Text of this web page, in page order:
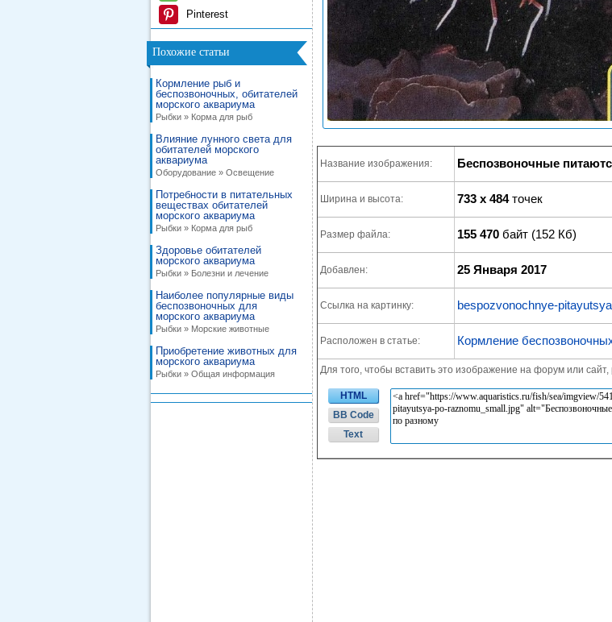
Pinterest
Похожие статьи
Кормление рыб и
беспозвоночных, обитателей
морского аквариума
Рыбки » Корма для рыб
Влияние лунного света для
обитателей морского
аквариума
Оборудование » Освещение
Потребности в питательных
веществах обитателей
морского аквариума
Рыбки » Корма для рыб
Здоровье обитателей
морского аквариума
Рыбки » Болезни и лечение
Наиболее популярные виды
беспозвоночных для
морского аквариума
Рыбки » Морские животные
Приобретение животных для
морского аквариума
Рыбки » Общая информация
Название изображения: Беспозвоночные
Ширина и высота: 733 x 484точек
Размер файла: 155 470 байт (152 Кб)
Добавлен: 25 Января 2017
Ссылка на картинку: bespozvonochnye-
Расположен в статье: Кормление
Для того, чтобы вставить это изображение на форум или
HTML
BB Code
Text